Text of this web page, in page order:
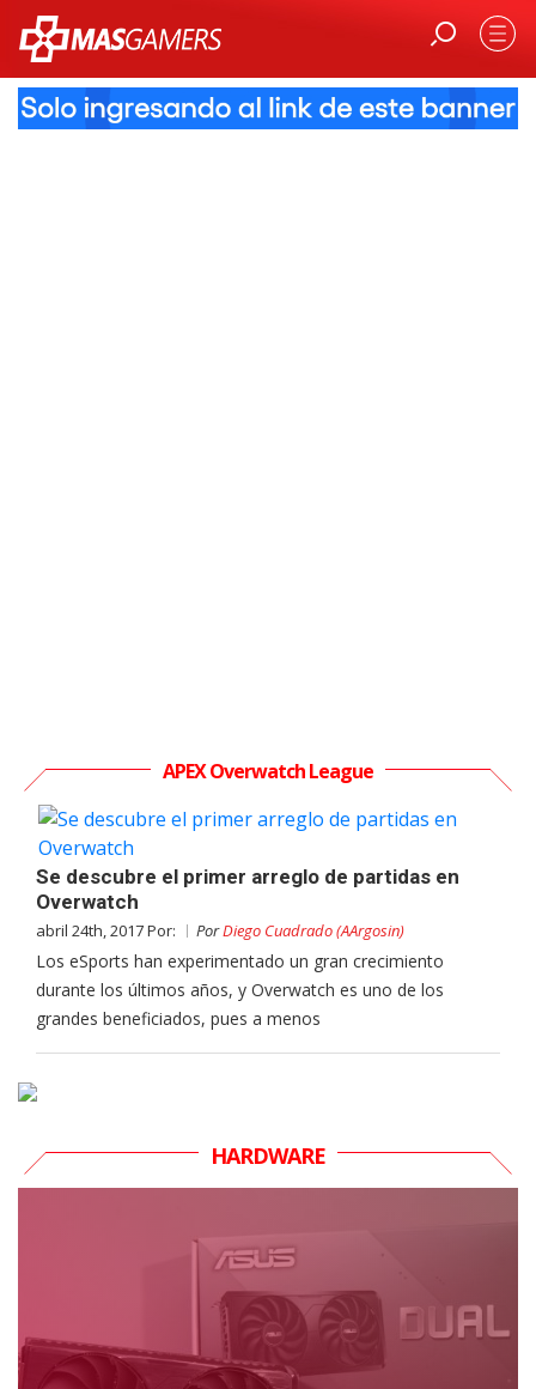
APEX Overwatch League
Se descubre el primer arreglo de partidas en
Overwatch
abril 24th, 2017 Por: PorDiego Cuadrado (AArgosin)
Los eSports han experimentado un gran crecimiento
durante los últimos años, y Overwatch es uno de los
grandes beneficiados, pues a menos
HARDWARE